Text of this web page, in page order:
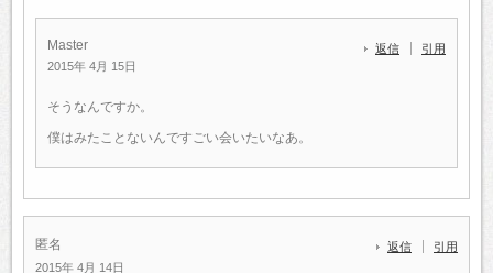
Master
2015年 4月 15日
返信 引用
そうなんですか。
僕はみたことないんですごい会いたいなあ。
匿名
2015年 4月 14日
返信 引用